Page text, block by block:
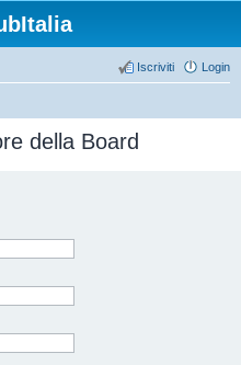
Login
Iscriviti
della Board